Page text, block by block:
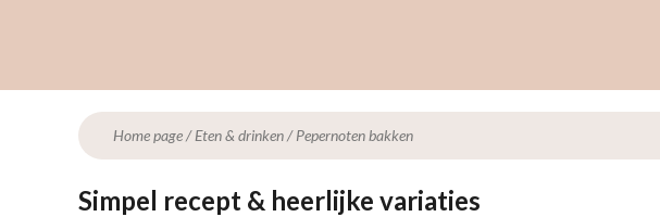
Home page/Eten & drinken/Pepernoten bakken
Simpel recept & heerlijke variaties